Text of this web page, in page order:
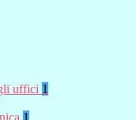
uffici 1